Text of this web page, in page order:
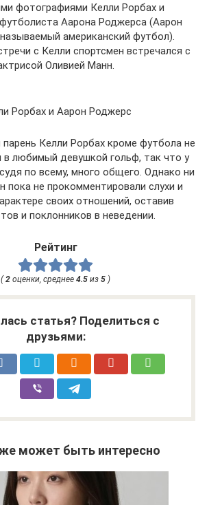
фотографиями Келли Рорбах и
Аарона Роджерса (Аарон
американский футбол).
с Келли спортсмен встречался с
Оливией Манн.
Рорбах и Аарон Роджерс
Келли Рорбах кроме футбола не
в любимый девушкой гольф, так что у
по всему, много общего. Однако ни
пока не прокомментировали слухи и
своих отношений, оставив
и поклонников в неведении.
Рейтинг
( 2 оценки, среднее 4.5 из 5 )
статья? Поделиться с
друзьями:
может быть интересно